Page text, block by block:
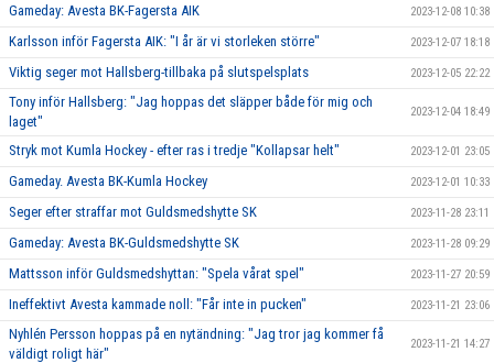
Gameday: Avesta BK-Fagersta AIK 2023-12-08 10:38
Karlsson inför Fagersta AIK: "I år är vi storleken större" 2023-12-07 18:18
Viktig seger mot Hallsberg-tillbaka på slutspelsplats 2023-12-05 22:22
Tony inför Hallsberg: "Jag hoppas det släpper både för mig och
laget"
2023-12-04 18:49
Stryk mot Kumla Hockey - efter ras i tredje "Kollapsar helt" 2023-12-01 23:05
Gameday. Avesta BK-Kumla Hockey 2023-12-01 10:33
Seger efter straffar mot Guldsmedshytte SK 2023-11-28 23:11
Gameday: Avesta BK-Guldsmedshytte SK 2023-11-28 09:29
Mattsson inför Guldsmedshyttan: "Spela vårat spel" 2023-11-27 20:59
Ineffektivt Avesta kammade noll: "Får inte in pucken" 2023-11-21 23:06
Nyhlén Persson hoppas på en nytändning: "Jag tror jag kommer få
väldigt roligt här"
2023-11-21 14:27